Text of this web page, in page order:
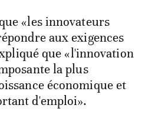
«les innovateurs
aux exigences
que «l'innovation
la plus
économique et
d'emploi».